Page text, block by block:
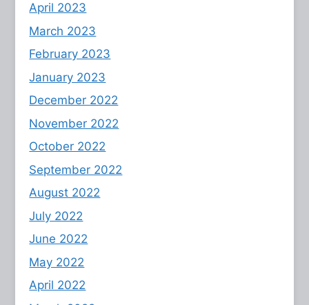
April 2023
March 2023
February 2023
January 2023
December 2022
November 2022
October 2022
September 2022
August 2022
July 2022
June 2022
May 2022
April 2022